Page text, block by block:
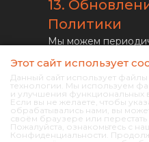
13.
Политики
Мы можем
Политику
версия всегда
указанием даты
14. Контакты
ФЛП Яремчук И.П.
Этот сайт использует
Данный сайт использует
технологии. Мы используем
и улучшения функциональных
Если вы не желаете, чтобы
обрабатывались нами, вы
своём браузере или
Пожалуйста, ознакомьтесь с
Конфиденциальности.